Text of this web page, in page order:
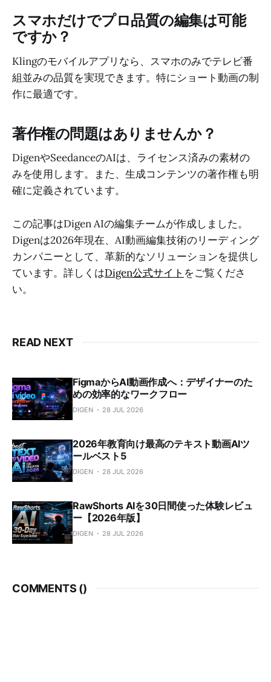
スマホだけでプロ品質の編集は可能
ですか？
Klingのモバイルアプリなら、スマホのみでテレビ番
組並みの品質を実現できます。特にショート動画の制
作に最適です。
著作権の問題はありませんか？
DigenやSeedanceのAIは、ライセンス済みの素材の
みを使用します。また、生成コンテンツの著作権も明
確に定義されています。
この記事はDigen AIの編集チームが作成しました。
Digenは2026年現在、AI動画編集技術のリーディング
カンパニーとして、革新的なソリューションを提供し
ています。詳しくはDigen公式サイト をご覧くださ
い。
READ NEXT
FigmaからAI動画作成へ：デザイナーのた
めの効率的なワークフロー
DIGEN 28 JUL 2026
2026年教育向け最高のテキスト動画AIツ
ールベスト5
DIGEN 28 JUL 2026
RawShorts AIを30日間使った体験レビュ
ー【2026年版】
DIGEN 28 JUL 2026
COMMENTS ()